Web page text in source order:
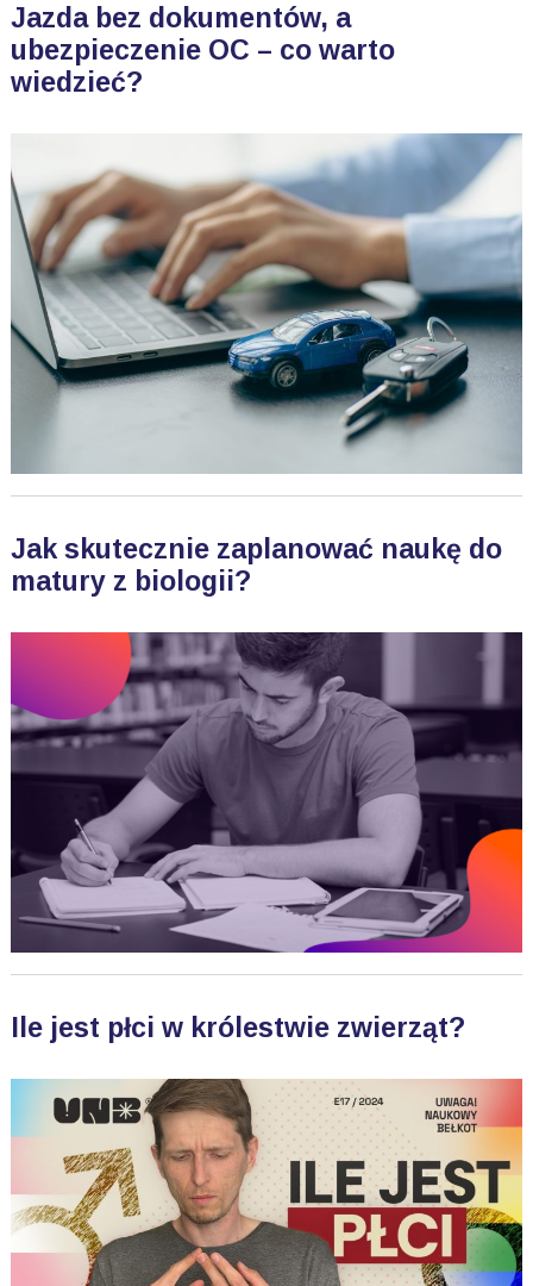
Jazda bez dokumentów, a
ubezpieczenie OC – co warto
wiedzieć?
Jak skutecznie zaplanować naukę do
matury z biologii?
Ile jest płci w królestwie zwierząt?